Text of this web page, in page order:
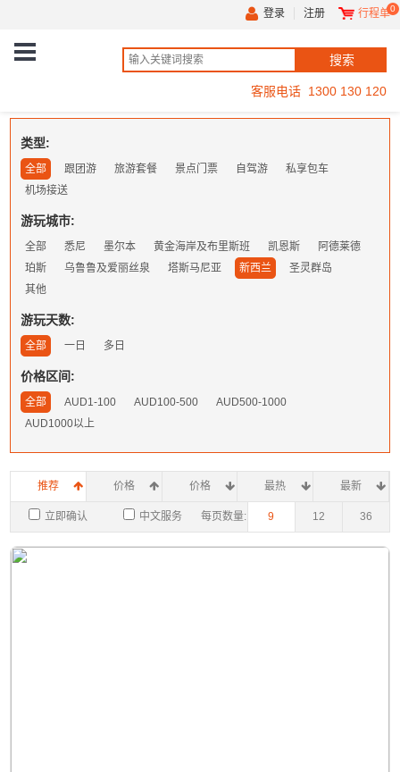
登录 注册 行程单0
客服电话 1300 130 120
类型:
全部 跟团游 旅游套餐 景点门票 自驾游
私享包车
机场接送
游玩城市:
全部 悉尼 墨尔本 黄金海岸及布里斯班 凯恩斯
阿德莱德
珀斯
乌鲁鲁及爱丽丝泉 塔斯马尼亚 新西兰
圣灵群岛
其他
游玩天数:
全部 一日 多日
价格区间:
全部 AUD1-100 AUD100-500
AUD500-1000
AUD1000以上
推荐 价格 价格 最热 最新
每页数量: 9 12 36
立即确认 中文服务